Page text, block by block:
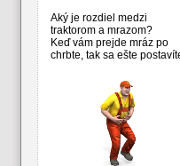
Aký je rozdiel medzi
traktorom a mrazom?
Keď vám prejde mráz po
chrbte, tak sa ešte